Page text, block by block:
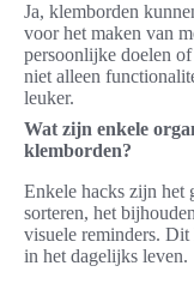
Ja, klemborden
voor het maken van
persoonlijke doelen
niet alleen
leuker.
Wat zijn enkele
klemborden?
Enkele hacks zijn het
sorteren, het
visuele reminders.
in het dagelijks leven.